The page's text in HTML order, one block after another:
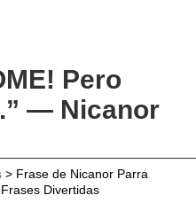
Pero
— Nicanor
> Frase de Nicanor Parra
Divertidas